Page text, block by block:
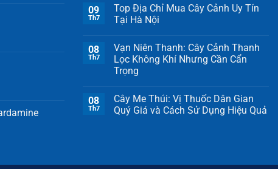
09
Th7
Top Địa Chỉ Mua Cây Cảnh Uy Tín
Tại Hà Nội
08
Th7
Vạn Niên Thanh: Cây Cảnh Thanh
Lọc Không Khí Nhưng Cần Cẩn
Trọng
08
Th7
Cây Me Thúi: Vị Thuốc Dân Gian
Quý Giá và Cách Sử Dụng Hiệu Quả